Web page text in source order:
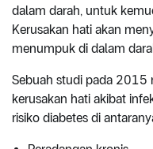
dalam darah, untuk
Kerusakan hati akan
menumpuk di dalam
Sebuah studi pada 2015
kerusakan hati akibat
risiko diabetes di